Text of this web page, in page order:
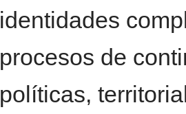
identidades
procesos de
políticas,